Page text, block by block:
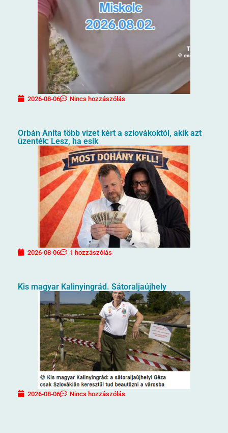
2026-08-06 Nincs hozzászólás
Orbán Anita több vizet kért a szlovákoktól, akik azt
üzenték: Lesz, ha esik
2026-08-06 1 hozzászólás
Kis magyar Kalinyingrád. Sátoraljaújhely
2026-08-06 Nincs hozzászólás